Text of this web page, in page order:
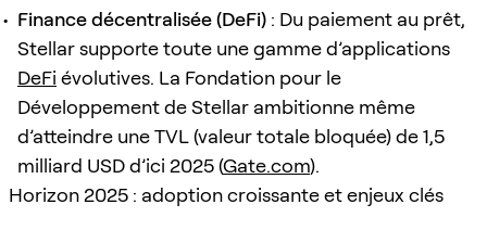
Finance décentralisée (DeFi) : Du paiement au prêt,
Stellar supporte toute une gamme d’applications
DeFi évolutives. La Fondation pour le
Développement de Stellar ambitionne même
d’atteindre une TVL (valeur totale bloquée) de 1,5
milliard USD d’ici 2025 (Gate.com).
Horizon 2025 : adoption croissante et enjeux clés